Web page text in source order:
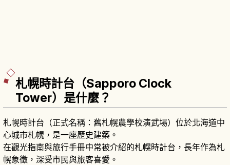
札幌時計台（Sapporo Clock
Tower）是什麼？
札幌時計台（正式名稱：舊札幌農學校演武場）位於北海道中
心城市札幌，是一座歷史建築。
在觀光指南與旅行手冊中常被介紹的札幌時計台，長年作為札
幌象徵，深受市民與旅客喜愛。